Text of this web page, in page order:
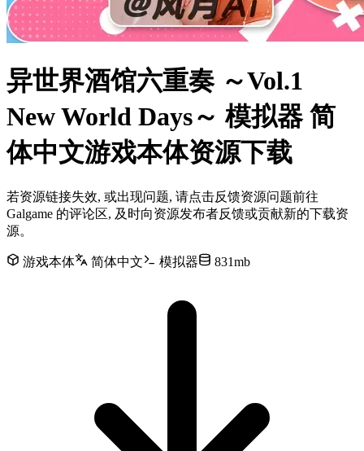
异世界酒馆六重奏 ～Vol.1
New World Days～ 模拟器 简
体中文游戏本体资源下载
若资源链接失效, 或出现问题, 请点击反馈资源问题前往
Galgame 的评论区, 及时向资源发布者反馈或贡献新的下载资
源。
游戏本体 简体中文 模拟器 831mb